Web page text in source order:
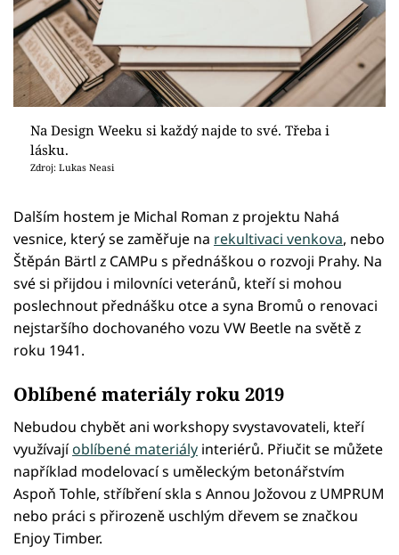
Na Design Weeku si každý najde to své. Třeba i
lásku.
Zdroj: Lukas Neasi
Dalším hostem je Michal Roman z projektu Nahá
vesnice, který se zaměřuje na rekultivaci venkova, nebo
Štěpán Bärtl z CAMPu s přednáškou o rozvoji Prahy. Na
své si přijdou i milovníci veteránů, kteří si mohou
poslechnout přednášku otce a syna Bromů o renovaci
nejstaršího dochovaného vozu VW Beetle na světě z
roku 1941.
Oblíbené materiály roku 2019
Nebudou chybět ani workshopy svystavovateli, kteří
využívajíoblíbené materiály interiérů. Přiučit se můžete
například modelovací s uměleckým betonářstvím
Aspoň Tohle, stříbření skla s Annou Jožovou z UMPRUM
nebo práci s přirozeně uschlým dřevem se značkou
Enjoy Timber.